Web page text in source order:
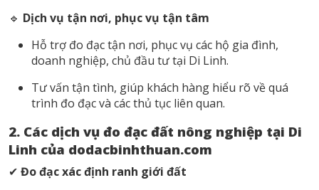
🔹 Dịch vụ tận nơi, phục vụ tận tâm
Hỗ trợ đo đạc tận nơi, phục vụ các hộ gia đình,
doanh nghiệp, chủ đầu tư tại Di Linh.
Tư vấn tận tình, giúp khách hàng hiểu rõ về quá
trình đo đạc và các thủ tục liên quan.
2. Các dịch vụ đo đạc đất nông nghiệp tại Di
Linh của dodacbinhthuan.com
✔ Đo đạc xác định ranh giới đất